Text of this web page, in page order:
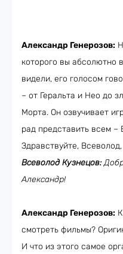
Александр Генерозов:
которого вы абсолютно
видели, его голосом
– от Геральта и Нео до
Морта. Он озвучивает
рад представить всем –
Здравствуйте,
Всеволод Кузнецов:
Александр!
Александр Генерозов:
смотреть фильмы?
И что из этого самое